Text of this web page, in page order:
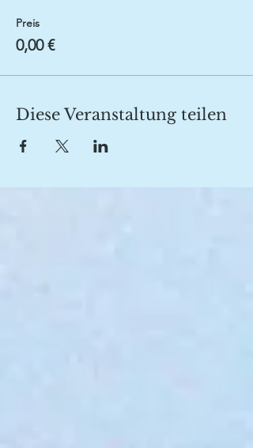
Preis
0,00 €
Diese Veranstaltung teilen